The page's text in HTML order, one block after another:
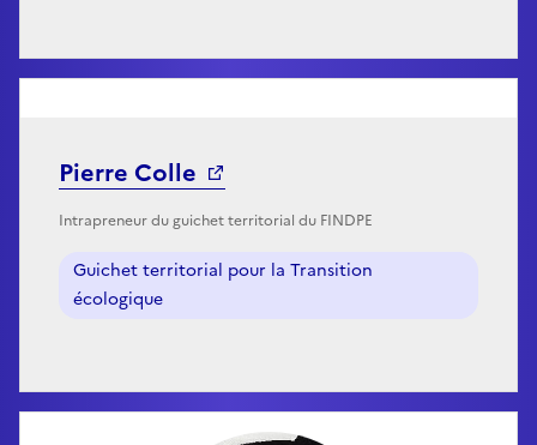
Pierre Colle
Intrapreneur du guichet territorial du FINDPE
Guichet territorial pour la Transition
écologique